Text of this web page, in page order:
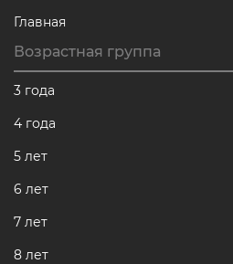
Главная
Возрастная группа
3 года
4 года
5 лет
6 лет
7 лет
8 лет